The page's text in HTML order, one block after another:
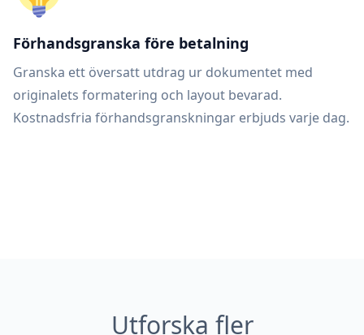
Förhandsgranska före betalning
Granska ett översatt utdrag ur dokumentet med
originalets formatering och layout bevarad.
Kostnadsfria förhandsgranskningar erbjuds varje dag.
Utforska fler